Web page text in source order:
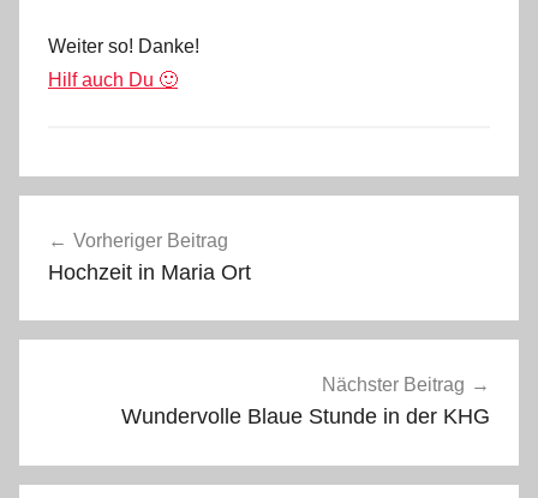
Weiter so! Danke!
Hilf auch Du 🙂
P
n
Vorheriger Beitrag
Hochzeit in Maria Ort
Nächster Beitrag
Wundervolle Blaue Stunde in der KHG